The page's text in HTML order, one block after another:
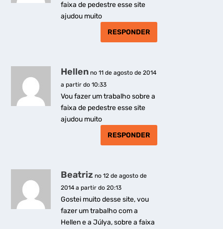
faixa de pedestre esse site
ajudou muito
RESPONDER
Hellen no 11 de agosto de 2014
a partir do 10:33
Vou fazer um trabalho sobre a
faixa de pedestre esse site
ajudou muito
RESPONDER
Beatriz no 12 de agosto de
2014 a partir do 20:13
Gostei muito desse site, vou
fazer um trabalho com a
Hellen e a Júlya, sobre a faixa